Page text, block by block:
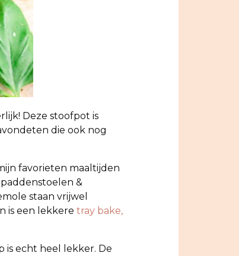
Deze stoofpot is
die ook nog
favorieten maaltijden
&
staan vrijwel
is een lekkere tray bake,
is echt heel lekker. De